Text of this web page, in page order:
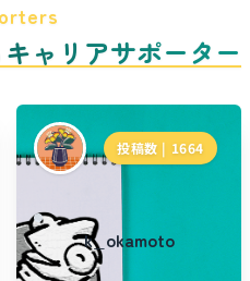
ャリアサポーター
投稿数 | 1664
k_okamoto